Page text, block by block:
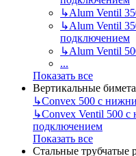
↳Alum Ventil
↳Alum Ventil
подключением
↳Alum Ventil
...
Показать все
Вертикальные
↳Convex 500 с
↳Convex Ventil 500
подключением
Показать все
Стальные трубчатые